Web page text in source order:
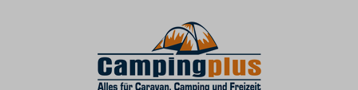
Zum Hauptinhalt springen